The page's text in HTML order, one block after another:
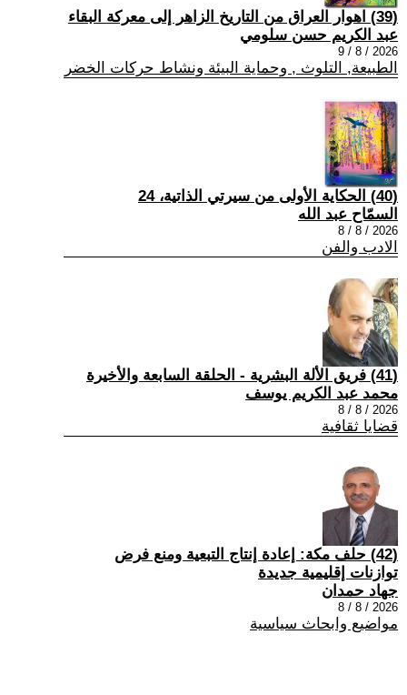
(39) اهوار العراق من التاريخ الزاهر إلى معركة البقاء
عبد الكريم حسن سلومي
2026 / 8 / 9
الطبيعة, التلوث , وحماية البيئة ونشاط حركات الخضر
(40) الحكاية الأولى من سيرتي الذاتية، 24
السمّاح عبد الله
2026 / 8 / 8
الادب والفن
(41) فريق الألة البشرية - الحلقة السابعة والأخيرة
محمد عبد الكريم يوسف
2026 / 8 / 8
قضايا ثقافية
(42) حلف مكة: إعادة إنتاج التبعية ومنع فرض
توازنات إقليمية جديدة
جهاد حمدان
2026 / 8 / 8
مواضيع وابحاث سياسية